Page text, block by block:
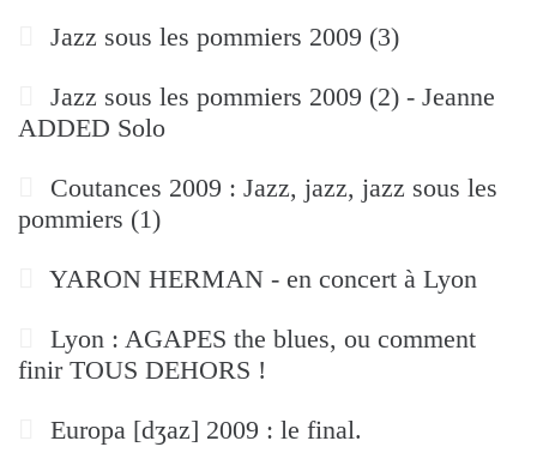
Jazz sous les pommiers 2009 (3)
Jazz sous les pommiers 2009 (2) - Jeanne
ADDED Solo
Coutances 2009 : Jazz, jazz, jazz sous les
pommiers (1)
YARON HERMAN - en concert à Lyon
Lyon : AGAPES the blues, ou comment
finir TOUS DEHORS !
Europa [dʒaz] 2009 : le final.